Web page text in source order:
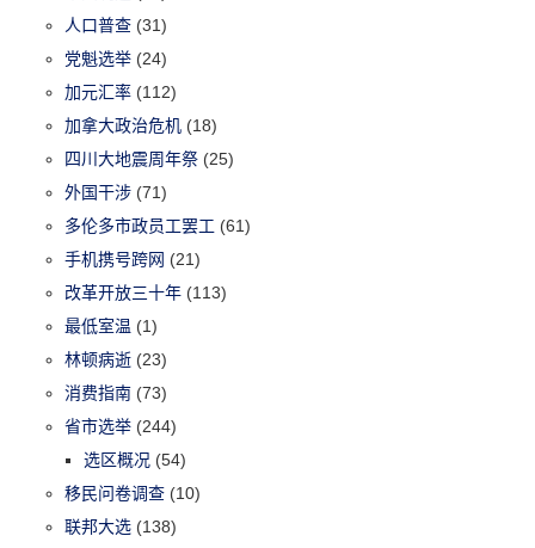
人口普查 (31)
党魁选举 (24)
加元汇率 (112)
加拿大政治危机 (18)
四川大地震周年祭 (25)
外国干涉 (71)
多伦多市政员工罢工 (61)
手机携号跨网 (21)
改革开放三十年 (113)
最低室温 (1)
林顿病逝 (23)
消费指南 (73)
省市选举 (244)
选区概况 (54)
移民问卷调查 (10)
联邦大选 (138)